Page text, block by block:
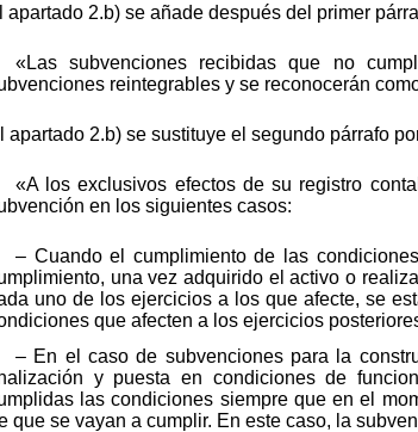
apartado 2.b) se añade después del primer
«Las subvenciones recibidas que no
reintegrables y se reconocerán
apartado 2.b) se sustituye el segundo párrafo
«A los exclusivos efectos de su registro
en los siguientes casos:
– Cuando el cumplimiento de las
una vez adquirido el activo o
uno de los ejercicios a los que afecte, se
que afecten a los ejercicios
– En el caso de subvenciones para la
y puesta en condiciones de
las condiciones siempre que en el
que se vayan a cumplir. En este caso, la